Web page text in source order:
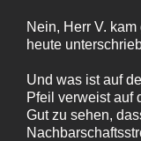
Nein, Herr V.
heute
Und was ist auf
Pfeil verweist auf
Gut zu sehen,